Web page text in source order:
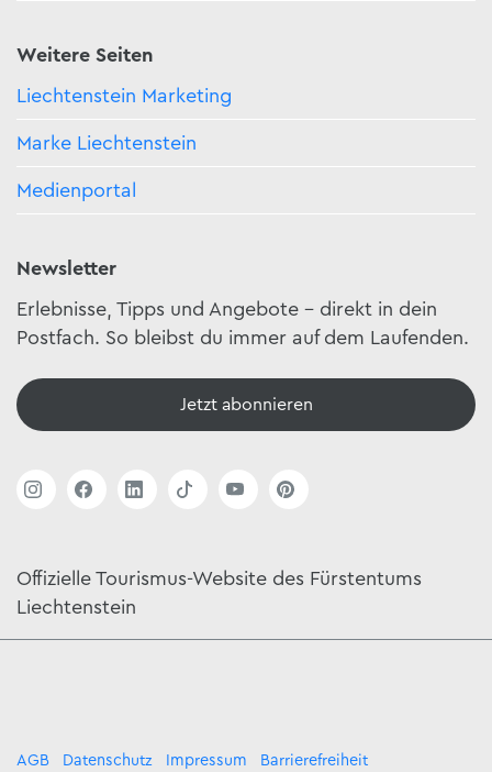
Weitere Seiten
Liechtenstein Marketing
Marke Liechtenstein
Medienportal
Newsletter
Erlebnisse, Tipps und Angebote – direkt in dein
Postfach. So bleibst du immer auf dem Laufenden.
Jetzt abonnieren
Offizielle Tourismus-Website des Fürstentums
Liechtenstein
AGB Datenschutz Impressum Barrierefreiheit